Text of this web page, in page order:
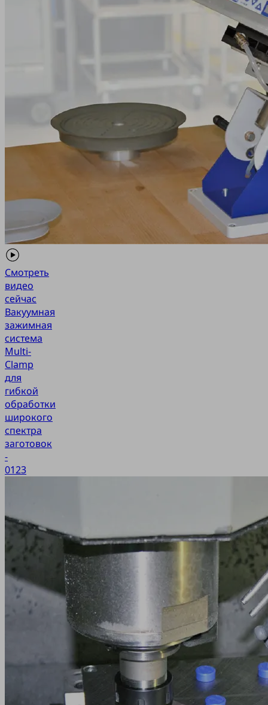
Смотреть
видео
сейчас
Вакуумная
зажимная
система
Multi-
Clamp
для
гибкой
обработки
широкого
спектра
заготовок
-
0123